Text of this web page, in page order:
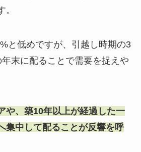
と低めですが、引越し時期の3
末に配ることで需要を捉えや
や、築10年以上が経過した一
集中して配ることが反響を呼